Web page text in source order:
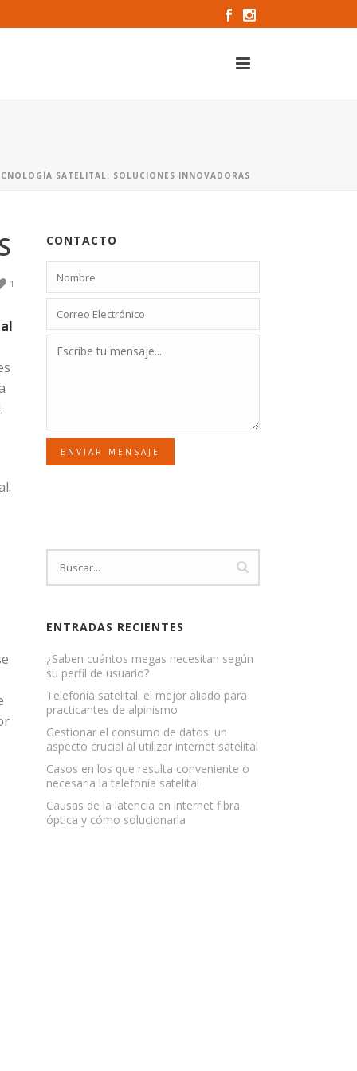
SATELITAL: SOLUCIONES INNOVADORAS
1
CONTACTO
ENVIAR MENSAJE
ENTRADAS RECIENTES
¿Saben cuántos megas necesitan según
su perfil de usuario?
Telefonía satelital: el mejor aliado para
practicantes de alpinismo
Gestionar el consumo de datos: un
aspecto crucial al utilizar internet satelital
Casos en los que resulta conveniente o
necesaria la telefonía satelital
Causas de la latencia en internet fibra
óptica y cómo solucionarla